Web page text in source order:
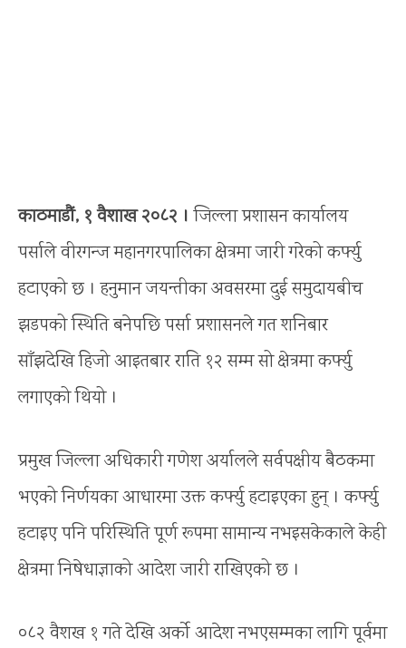
काठमाडौं, १ वैशाख २०८२ । जिल्ला प्रशासन कार्यालय
पर्साले वीरगन्ज महानगरपालिका क्षेत्रमा जारी गरेको कर्फ्यु
हटाएको छ । हनुमान जयन्तीका अवसरमा दुई समुदायबीच
झडपको स्थिति बनेपछि पर्सा प्रशासनले गत शनिबार
साँझदेखि हिजो आइतबार राति १२ सम्म सो क्षेत्रमा कर्फ्यु
लगाएको थियो ।
प्रमुख जिल्ला अधिकारी गणेश अर्यालले सर्वपक्षीय बैठकमा
भएको निर्णयका आधारमा उक्त कर्फ्यु हटाइएका हुन् । कर्फ्यु
हटाइए पनि परिस्थिति पूर्ण रूपमा सामान्य नभइसकेकाले केही
क्षेत्रमा निषेधाज्ञाको आदेश जारी राखिएको छ ।
०८२ वैशख १ गते देखि अर्को आदेश नभएसम्मका लागि पूर्वमा